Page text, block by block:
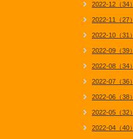
2022-12（34）
2022-11（27）
2022-10（31）
2022-09（39）
2022-08（34）
2022-07（36）
2022-06（38）
2022-05（32）
2022-04（40）